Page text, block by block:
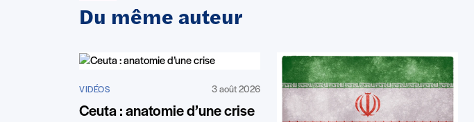
Du même auteur
VIDÉOS 3 août 2026
Ceuta : anatomie d’une crise